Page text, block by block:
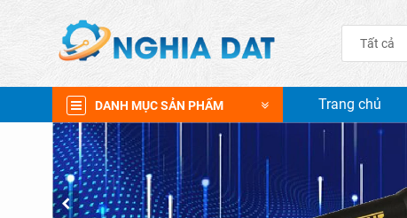
Tất cả
DANH MỤC SẢN PHẨM Trang chủ